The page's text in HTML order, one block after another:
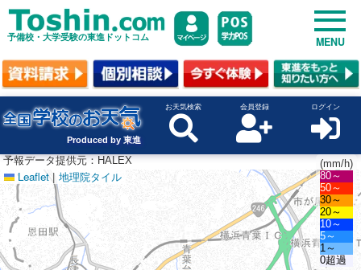
予備校・大学受験の東進ドットコム MENU
Produced by 東進
お天気検索 会員登録 ログイン
Leaflet | 地理院タイル
(mm/h)
80～
50～
30～
20～
10～
5～
1～
0超過
予報データ提供元：HALEX